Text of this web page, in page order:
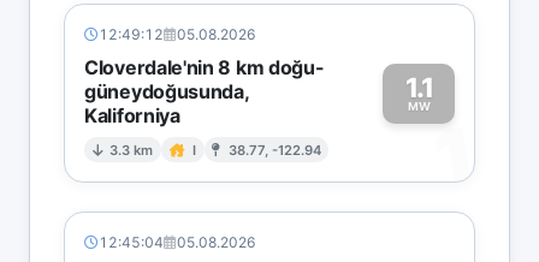
12:49:12 05.08.2026
Cloverdale'nin 8 km doğu-
güneydoğusunda,
Kaliforniya
3.3 km I 38.77, -122.94
1.1
MW
1
12:45:04 05.08.2026